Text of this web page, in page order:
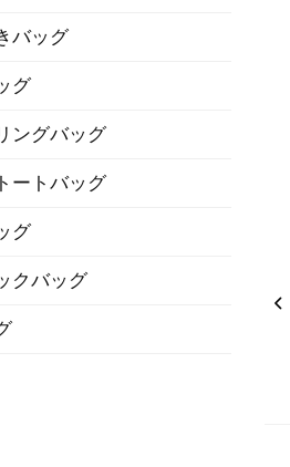
バッグ
グ
ングバッグ
ートバッグ
グ
クバッグ